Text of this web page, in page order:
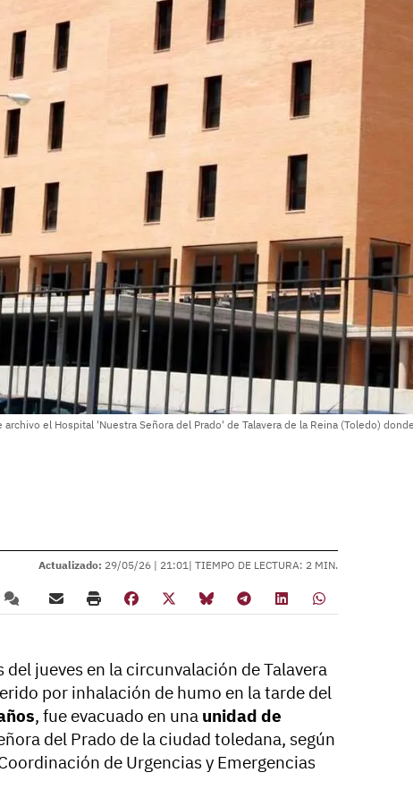
archivo el Hospital 'Nuestra Señora del Prado' de Talavera de la Reina (Toledo)
Actualizado: 29/05/26 | 21:01| TIEMPO DE LECTURA: 2 MIN.
jueves en la circunvalación de Talavera
por inhalación de humo en la tarde del
, fue evacuado en una unidad de
del Prado de la ciudad toledana, según
de Urgencias y Emergencias